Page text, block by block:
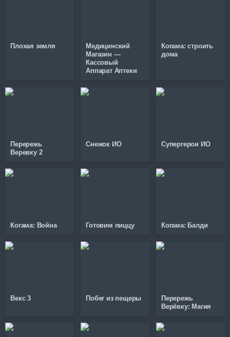
Плохая земля
Медицинский
Магазин —
Кассовый
Аппарат Аптеки
Когама: строить
дома
Перережь
Веревку 2
Снежок ИО Супергерои ИО
Когама: Война Готовим пиццу Когама: Балди
Векс 3 Побег из пещеры
Перережь
Верёвку: Магия